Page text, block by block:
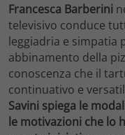
Francesca Barberini
televisivo conduce
leggiadria e simpatia
abbinamento della
conoscenza che il
continuativo e
Savini spiega le
le motivazioni che lo